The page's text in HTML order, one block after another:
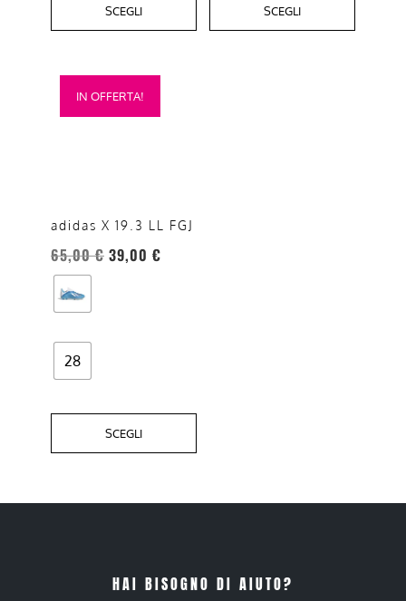
SCEGLI SCEGLI
IN OFFERTA!
adidas X 19.3 LL FGJ
65,00€ 39,00 €
28
SCEGLI
Questo
prodotto
opzioni
essere
scelte
nella
del
prodotto
HAI BISOGNO DI AIUTO?